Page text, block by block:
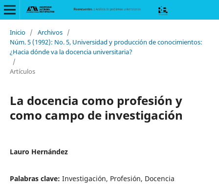
Inicio / Archivos /
Núm. 5 (1992): No. 5, Universidad y producción de conocimientos:
¿Hacia dónde va la docencia universitaria?
/
Artículos
La docencia como profesión y
como campo de investigación
Lauro Hernández
Palabras clave: Investigación, Profesión, Docencia